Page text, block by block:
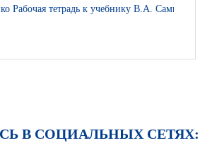
Рабочая тетрадь к учебнику В.А. Самковой,
В СОЦИАЛЬНЫХ СЕТЯХ: